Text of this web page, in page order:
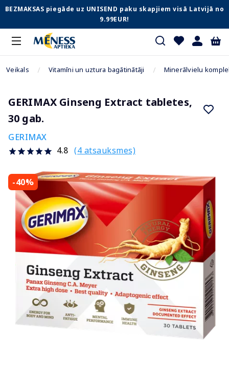
BEZMAKSAS piegāde uz UNISEND paku skapjiem visā Latvijā no
9.99EUR!
Veikals Vitamīni un uztura bagātinātāji Minerālvielu
GERIMAX Ginseng Extract tabletes,
30 gab.
GERIMAX
4.8 (4 atsauksmes)
-40%